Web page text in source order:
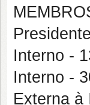
Interno -
Interno -
Externa à